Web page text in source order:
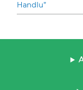
Handlu”